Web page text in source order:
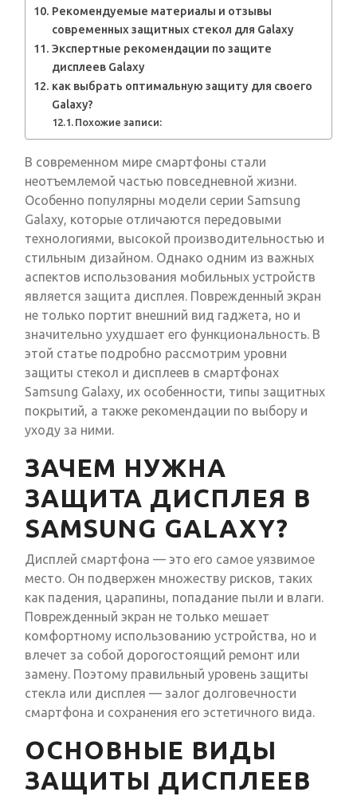
Рекомендуемые материалы и отзывы
современных защитных стекол для Galaxy
Экспертные рекомендации по защите
дисплеев Galaxy
как выбрать оптимальную защиту для своего
Galaxy?
Похожие записи:
В современном мире смартфоны стали
неотъемлемой частью повседневной жизни.
Особенно популярны модели серии Samsung
Galaxy, которые отличаются передовыми
технологиями, высокой производительностью и
стильным дизайном. Однако одним из важных
аспектов использования мобильных устройств
является защита дисплея. Поврежденный экран
не только портит внешний вид гаджета, но и
значительно ухудшает его функциональность. В
этой статье подробно рассмотрим уровни
защиты стекол и дисплеев в смартфонах
Samsung Galaxy, их особенности, типы защитных
покрытий, а также рекомендации по выбору и
уходу за ними.
ЗАЧЕМ НУЖНА
ЗАЩИТА ДИСПЛЕЯ В
SAMSUNG GALAXY?
Дисплей смартфона — это его самое уязвимое
место. Он подвержен множеству рисков, таких
как падения, царапины, попадание пыли и влаги.
Поврежденный экран не только мешает
комфортному использованию устройства, но и
влечет за собой дорогостоящий ремонт или
замену. Поэтому правильный уровень защиты
стекла или дисплея — залог долговечности
смартфона и сохранения его эстетичного вида.
ОСНОВНЫЕ ВИДЫ
ЗАЩИТЫ ДИСПЛЕЕВ